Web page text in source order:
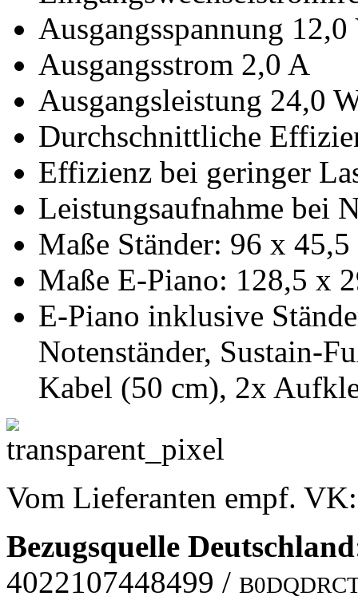
Ausgangsspannung
Ausgangsstrom 2,0 A
Ausgangsleistung 24,0
Durchschnittliche
Effizienz bei geringer
Leistungsaufnahme bei
Maße Ständer: 96 x
Maße E-Piano: 128,5 x
E-Piano inklusive
Notenständer, Sustain-
Kabel (50 cm), 2x
Vom Lieferanten empf.
Bezugsquelle Deutschland
4022107448499 /